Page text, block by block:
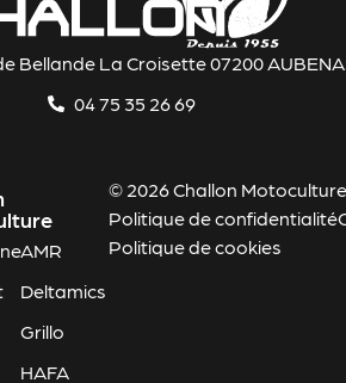
Bellande La Croisette 07200
04 75 35 26 69
AMR
Deltamics
Grillo
HAFA
© 2026 Challon Motoculture
Politique de confidentialité
Politique de cookies